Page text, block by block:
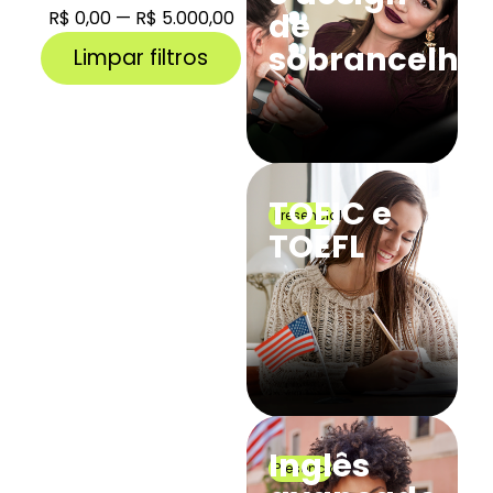
R$ 0,00 — R$ 5.000,00
Limpar filtros
de
Presencial
TOEIC e
TOEFL
Presencial
Inglês